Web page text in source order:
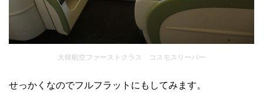
大韓航空ファーストクラス コスモスリーパー
せっかくなのでフルフラットにもしてみます。